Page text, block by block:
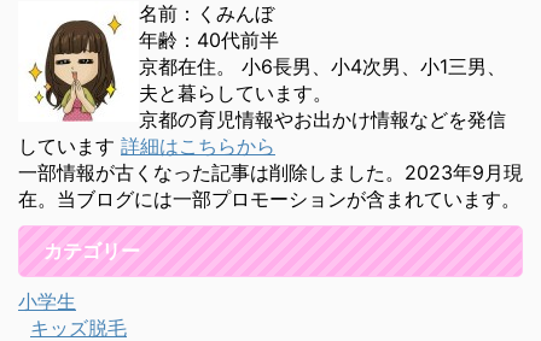
名前：くみんぼ
年齢：40代前半
京都在住。 小6長男、小4次男、小1三男、
夫と暮らしています。
京都の育児情報やお出かけ情報などを発信
しています 詳細はこちらから
一部情報が古くなった記事は削除しました。2023年9月現
在。当ブログには一部プロモーションが含まれています。
カテゴリー
小学生
キッズ脱毛